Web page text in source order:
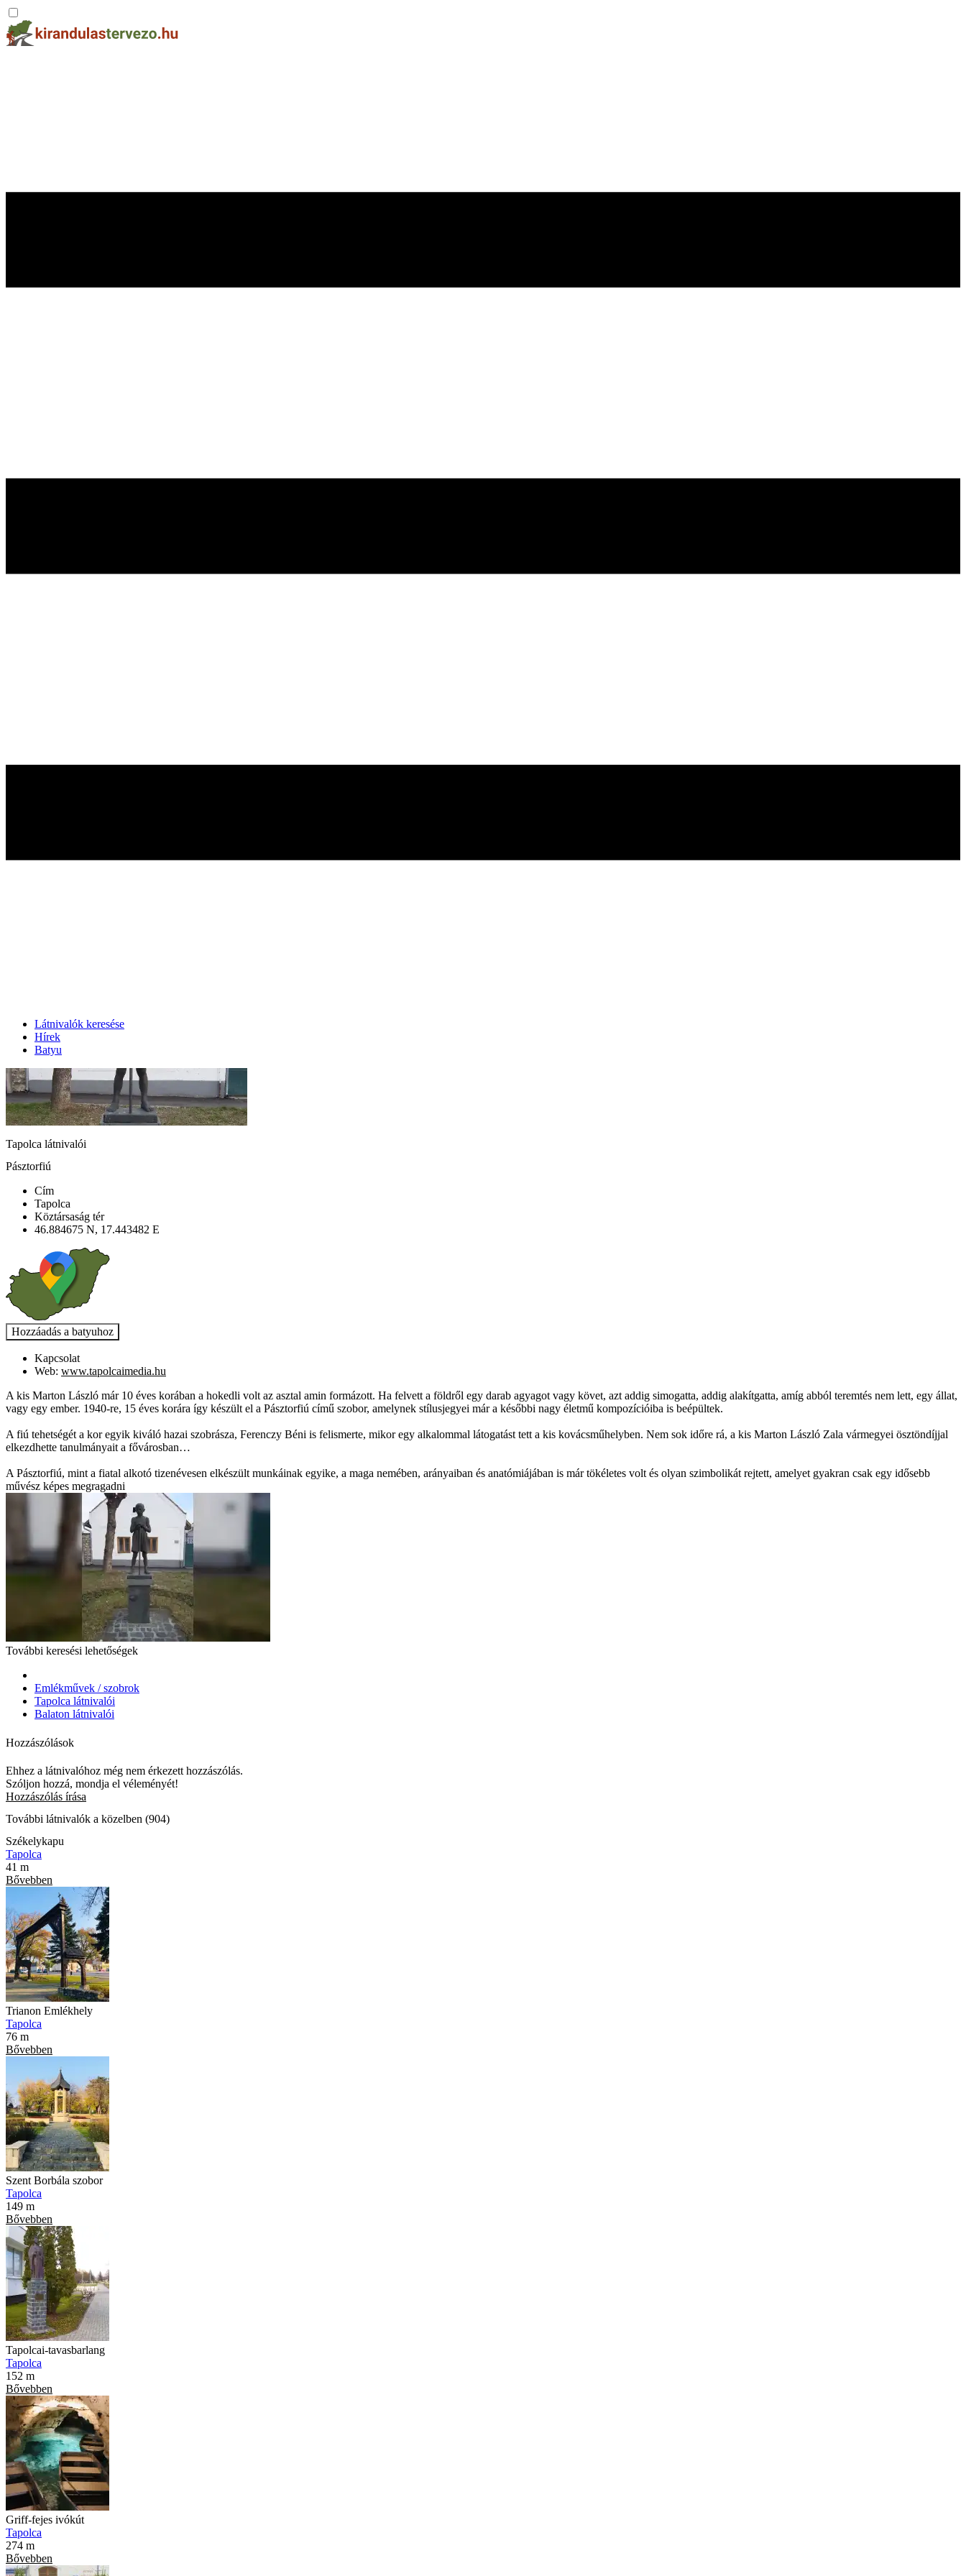
Látnivalók keresése
Hírek
Batyu
Tapolca látnivalói
Pásztorfiú
Cím
Tapolca
Köztársaság tér
46.884675 N, 17.443482 E
Kapcsolat
Web: www.tapolcaimedia.hu
A kis Marton László már 10 éves korában a hokedli volt az asztal amin formázott. Ha felvett a földről egy darab agyagot vagy követ, azt addig simogatta, addig alakítgatta, amíg abból teremtés nem lett, egy állat,
vagy egy ember. 1940-re, 15 éves korára így készült el a Pásztorfiú című szobor, amelynek stílusjegyei már a későbbi nagy életmű kompozícióiba is beépültek.
A fiú tehetségét a kor egyik kiváló hazai szobrásza, Ferenczy Béni is felismerte, mikor egy alkalommal látogatást tett a kis kovácsműhelyben. Nem sok időre rá, a kis Marton László Zala vármegyei ösztöndíjjal
elkezdhette tanulmányait a fővárosban…
A Pásztorfiú, mint a fiatal alkotó tizenévesen elkészült munkáinak egyike, a maga nemében, arányaiban és anatómiájában is már tökéletes volt és olyan szimbolikát rejtett, amelyet gyakran csak egy idősebb
művész képes megragadni
További keresési lehetőségek
Emlékművek / szobrok
Tapolca látnivalói
Balaton látnivalói
Hozzászólások
Ehhez a látnivalóhoz még nem érkezett hozzászólás.
Szóljon hozzá, mondja el véleményét!
Hozzászólás írása
További látnivalók a közelben (904)
Székelykapu
Tapolca
41 m
Bővebben
Trianon Emlékhely
Tapolca
76 m
Bővebben
Szent Borbála szobor
Tapolca
149 m
Bővebben
Tapolcai-tavasbarlang
Tapolca
152 m
Bővebben
Griff-fejes ivókút
Tapolca
274 m
Bővebben